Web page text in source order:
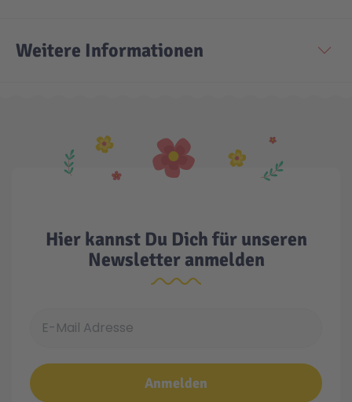
Seltene Artikel
Weitere Informationen
Hier kannst Du Dich für unseren
Newsletter anmelden
Anmelden